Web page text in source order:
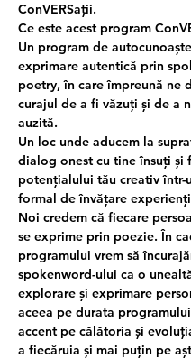
ConVERSații.
Ce este acest program
Un program de
exprimare autentică prin
poetry, în care împreună ne
curajul de a fi văzuți și de a
auzită.
Un loc unde aducem la
dialog onest cu tine însuți și
potențialului tău creativ într-
formal de învățare
Noi credem că fiecare
se exprime prin poezie. În
programului vrem să
spokenword-ului ca o
explorare și exprimare
aceea pe durata
accent pe călătoria și
a fiecăruia și mai puțin pe